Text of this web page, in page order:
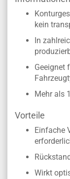
kein
In
Geeignet
Mehr als
Vorteile
Einfache
Wirkt